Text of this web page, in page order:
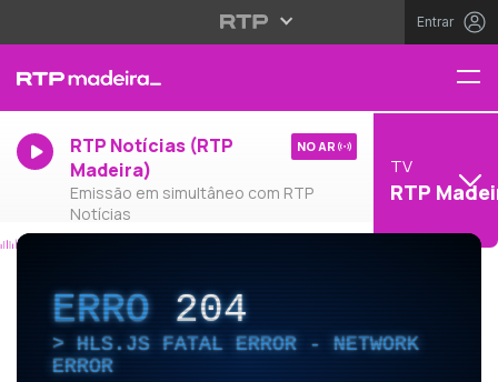
Entrar
RTP Notícias (RTP
Madeira)
Emissão em simultâneo com RTP
Notícias
NO AR
TV
RTP
ERRO204
HLS.JS FATAL ERROR - NETWORK
ERROR